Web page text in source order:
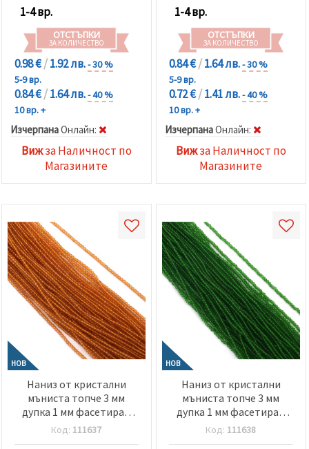
1-4 вр.
ОТСТЪПКИ
ЗА КОЛИЧЕСТВО
0.98 €/1.92 лв.- 30 %
5-9 вр.
0.84 €/1.64 лв.- 40 %
10 вр. +
ИзчерпанаOнлайн:
Вижза Наличност по
Магазините
1-4 вр.
ОТСТЪПКИ
ЗА КОЛИЧЕСТВО
0.84 €/1.64 лв.- 30 %
5-9 вр.
0.72 €/1.41 лв.- 40 %
10 вр. +
ИзчерпанаOнлайн:
Вижза Наличност по
Магазините
НОВ
Наниз от кристални
мъниста топче 3 мм
дупка 1 мм фасетиран
прозрачен цвят злато
~140 броя
Код: 111637
НОВ
Наниз от кристални
мъниста топче 3 мм
дупка 1 мм фасетиран
прозрачен цвят зелен
~140 броя
Код: 111638